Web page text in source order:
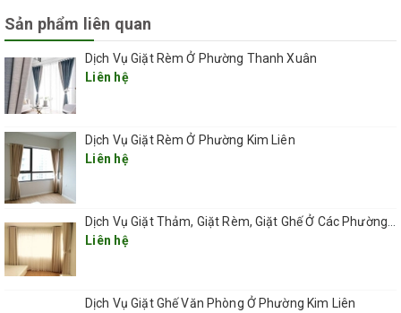
phần bạn không chuyên leo trèo, tháp lắp
như vậy, rất dễ rách, hư hỏng rèm cửa nếu
mở không đúng quy trình.
Chưa tính với chiếc màn diện tích to như
vậy là quá khổ so với thau chậu, máy giặt,
kích thước khu vực tắm giặt nhà bạn. Bạn
khó lòng mà giặt được chiếc rèm trong
nhà tắm. Nếu giặt được, rồi chỗ phơi rèm ở
đâu trong khi không gian phơi đồ không đủ
Sản phẩm liên quan
Dịch Vụ Giặt Rèm Ở Phường Thanh Xuân
Liên hệ
Dịch Vụ Giặt Rèm Ở Phường Kim Liên
Liên hệ
Liên hệ
Dịch Vụ Giặt Ghế Văn Phòng Ở Phường Kim Liên